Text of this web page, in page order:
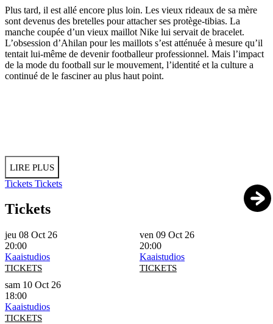
Plus tard, il est allé encore plus loin. Les vieux rideaux de sa mère
sont devenus des bretelles pour attacher ses protège-tibias. La
manche coupée d’un vieux maillot Nike lui servait de bracelet.
L’obsession d’Ahilan pour les maillots s’est atténuée à mesure qu’il
tentait lui-même de devenir footballeur professionnel. Mais l’impact
de la mode du football sur le mouvement, l’identité et la culture a
continué de le fasciner au plus haut point.
LIRE PLUS
Tickets Tickets
Tickets
jeu 08 Oct 26
20:00
Kaaistudios
TICKETS
ven 09 Oct 26
20:00
Kaaistudios
TICKETS
sam 10 Oct 26
18:00
Kaaistudios
TICKETS